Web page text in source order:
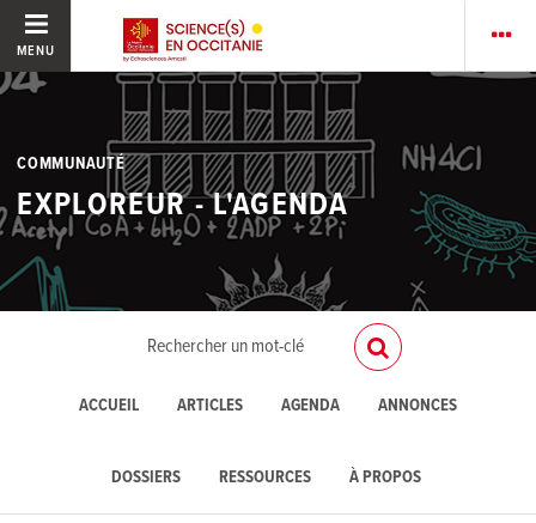
MENU
COMMUNAUTÉ
EXPLOREUR - L'AGENDA
ACCUEIL ARTICLES AGENDA ANNONCES
DOSSIERS RESSOURCES À PROPOS